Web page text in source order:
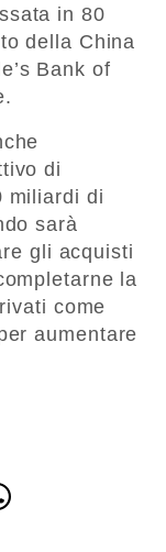
in 80
della China
Bank of
di
miliardi di
sarà
gli acquisti
la
come
aumentare